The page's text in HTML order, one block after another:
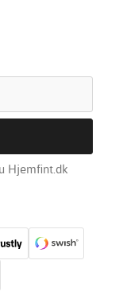
Hjemfint.dk